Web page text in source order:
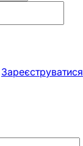
Зареєструватися